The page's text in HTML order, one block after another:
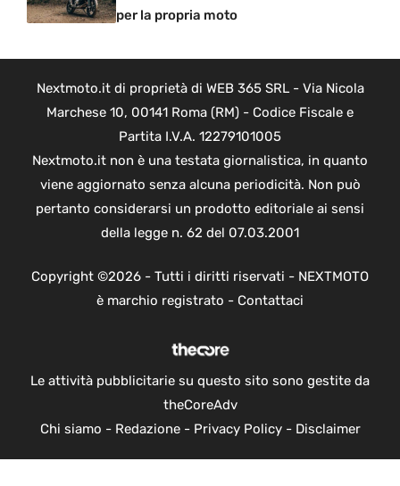
per la propria moto
Nextmoto.it di proprietà di WEB 365 SRL - Via Nicola
Marchese 10, 00141 Roma (RM) - Codice Fiscale e
Partita I.V.A. 12279101005
Nextmoto.it non è una testata giornalistica, in quanto
viene aggiornato senza alcuna periodicità. Non può
pertanto considerarsi un prodotto editoriale ai sensi
della legge n. 62 del 07.03.2001
Copyright ©2026 - Tutti i diritti riservati - NEXTMOTO
è marchio registrato - Contattaci
Le attività pubblicitarie su questo sito sono gestite da
theCoreAdv
Chi siamo - Redazione- Privacy Policy- Disclaimer